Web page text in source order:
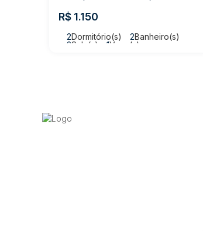
R$ 1.150
2Dormitório(s) 2Banheiro(s)
2Sala(s) 1Vaga(s)